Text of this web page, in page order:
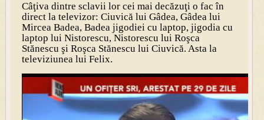
Câţiva dintre sclavii lor cei mai decăzuţi o fac în
direct la televizor: Ciuvică lui Gâdea, Gâdea lui
Mircea Badea, Badea jigodiei cu laptop, jigodia cu
laptop lui Nistorescu, Nistorescu lui Roşca
Stănescu şi Roşca Stănescu lui Ciuvică. Asta la
televiziunea lui Felix.